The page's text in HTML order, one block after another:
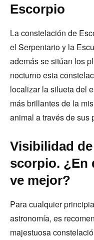
Escorpio
La constelación de
el Serpentario y la
además se sitúan los
nocturno esta
localizar la silueta del
más brillantes de la
animal a través de sus
Visibilidad
scorpio. ¿En
ve mejor?
Para cualquier
astronomía, es
majestuosa